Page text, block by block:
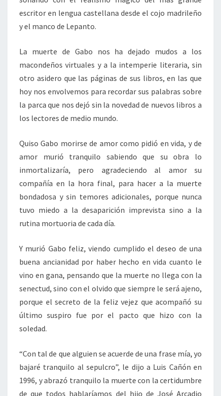
escritor en lengua castellana desde el cojo madrileño
y el manco de Lepanto.
La muerte de Gabo nos ha dejado mudos a los
macondeños virtuales y a la intemperie literaria, sin
otro asidero que las páginas de sus libros, en las que
hoy nos envolvemos para recordar sus palabras sobre
la parca que nos dejó sin la novedad de nuevos libros a
los lectores de medio mundo.
Quiso Gabo morirse de amor como pidió en vida, y de
amor murió tranquilo sabiendo que su obra lo
inmortalizaría, pero agradeciendo al amor su
compañía en la hora final, para hacer a la muerte
bondadosa y sin temores adicionales, porque nunca
tuvo miedo a la desaparición imprevista sino a la
rutina mortuoria de cada día.
Y murió Gabo feliz, viendo cumplido el deseo de una
buena ancianidad por haber hecho en vida cuanto le
vino en gana, pensando que la muerte no llega con la
senectud, sino con el olvido que siempre le será ajeno,
porque el secreto de la feliz vejez que acompañó su
último suspiro fue por el pacto que hizo con la
soledad.
“Con tal de que alguien se acuerde de una frase mía, yo
bajaré tranquilo al sepulcro”, le dijo a Luis Cañón en
1996, y abrazó tranquilo la muerte con la certidumbre
de que todos hablaríamos del hijo de José Arcadio